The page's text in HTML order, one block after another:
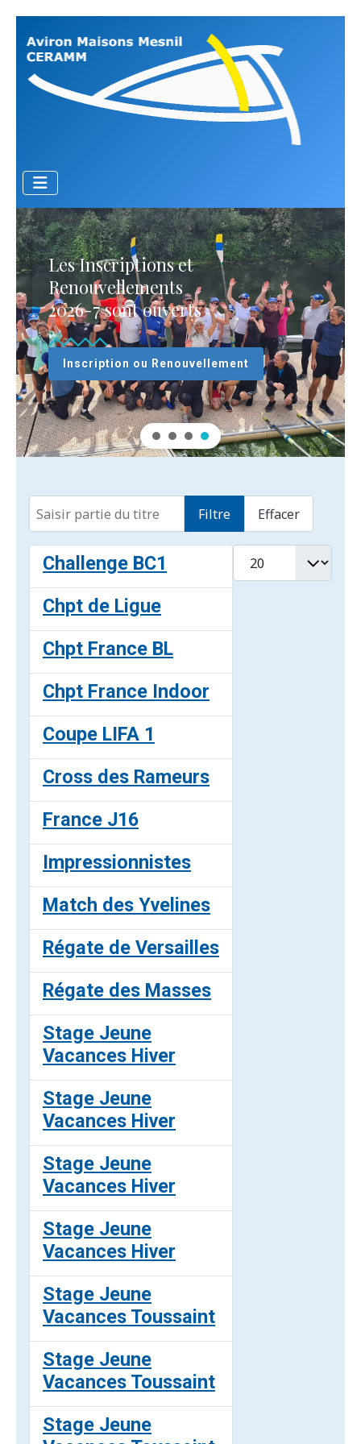
Les Inscriptions et
Renouvellements
2026-7 sont ouverts
Inscription ou Renouvellement
Filtre Effacer
Challenge BC1
Chpt de Ligue
Chpt France BL
Chpt France Indoor
Coupe LIFA 1
Cross des Rameurs
France J16
Impressionnistes
Match des Yvelines
Régate de Versailles
Régate des Masses
Stage Jeune
Vacances Hiver
Stage Jeune
Vacances Hiver
Stage Jeune
Vacances Hiver
Stage Jeune
Vacances Hiver
Stage Jeune
Vacances Toussaint
Stage Jeune
Vacances Toussaint
Stage Jeune